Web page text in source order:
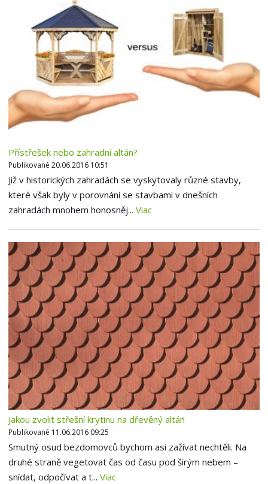
Přístřešek nebo zahradní altán?
Publikované 20.06.2016 10:51
Již v historických zahradách se vyskytovaly různé stavby,
které však byly v porovnání se stavbami v dnešních
zahradách mnohem honosněj... Viac
Jakou zvolit střešní krytinu na dřevěný altán
Publikované 11.06.2016 09:25
Smutný osud bezdomovců bychom asi zažívat nechtěli. Na
druhé straně vegetovat čas od času pod širým nebem –
snídat, odpočívat a t... Viac